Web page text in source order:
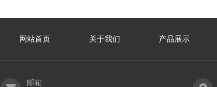
网站首页 关于我们 产品展示
邮箱